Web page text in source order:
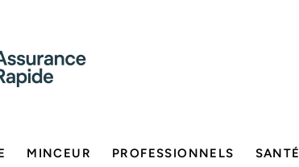
MINCEUR PROFESSIONNELS SANTÉ